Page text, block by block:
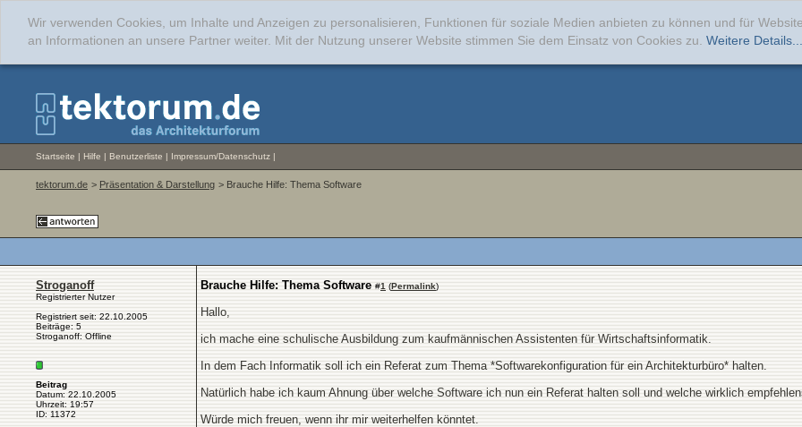
Wir verwenden Cookies, um Inhalte und Anzeigen zu personalisieren, Funktionen für soziale Medien anbieten zu können und für
an Informationen an unsere Partner weiter. Mit der Nutzung unserer Website stimmen Sie dem Einsatz von Cookies zu. Weitere Details...
Startseite | Hilfe | Benutzerliste | Impressum/Datenschutz |
tektorum.de > Präsentation & Darstellung > Brauche Hilfe: Thema Software
Stroganoff
Registrierter Nutzer
Registriert seit: 22.10.2005
Beiträge: 5
Stroganoff: Offline
Beitrag
Datum: 22.10.2005
Uhrzeit: 19:57
ID: 11372
Brauche Hilfe: Thema Software #1 (Permalink)
Hallo,
ich mache eine schulische Ausbildung zum kaufmännischen Assistenten für Wirtschaftsinformatik.
In dem Fach Informatik soll ich ein Referat zum Thema *Softwarekonfiguration für ein Architekturbüro* halten.
Natürlich habe ich kaum Ahnung über welche Software ich nun ein Referat halten soll und welche wirklich
Würde mich freuen, wenn ihr mir weiterhelfen könntet.